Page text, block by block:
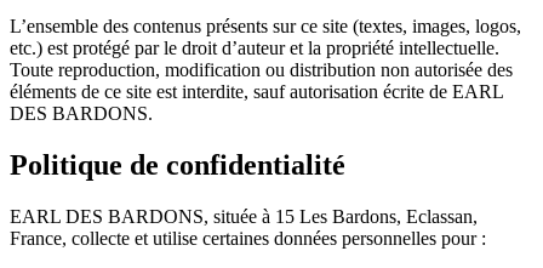
L’ensemble des contenus présents sur ce site (textes, images, logos,
etc.) est protégé par le droit d’auteur et la propriété intellectuelle.
Toute reproduction, modification ou distribution non autorisée des
éléments de ce site est interdite, sauf autorisation écrite de EARL
DES BARDONS.
Politique de confidentialité
EARL DES BARDONS, située à 15 Les Bardons, Eclassan,
France, collecte et utilise certaines données personnelles pour :